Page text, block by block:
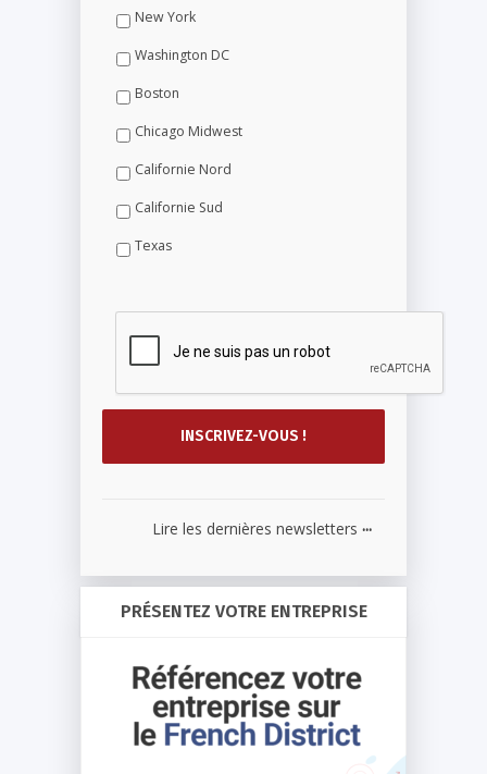
New York
Washington DC
Boston
Chicago Midwest
Californie Nord
Californie Sud
Texas
Lire les dernières newsletters ...
PRÉSENTEZ VOTRE ENTREPRISE